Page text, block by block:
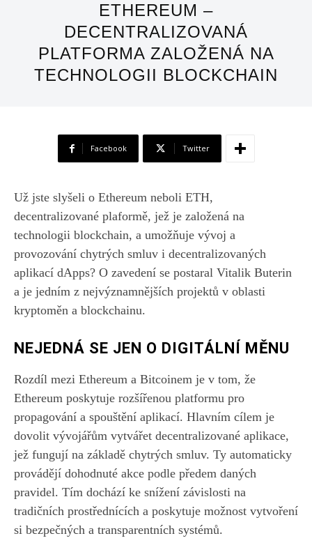
ETHEREUM –
DECENTRALIZOVANÁ
PLATFORMA ZALOŽENÁ NA
TECHNOLOGII BLOCKCHAIN
Facebook Twitter
Už jste slyšeli o Ethereum neboli ETH,
decentralizované plaformě, jež je založená na
technologii blockchain, a umožňuje vývoj a
provozování chytrých smluv i decentralizovaných
aplikací dApps? O zavedení se postaral Vitalik Buterin
a je jedním z nejvýznamnějších projektů v oblasti
kryptoměn a blockchainu.
NEJEDNÁ SE JEN O DIGITÁLNÍ MĚNU
Rozdíl mezi Ethereum a Bitcoinem je v tom, že
Ethereum poskytuje rozšířenou platformu pro
propagování a spouštění aplikací. Hlavním cílem je
dovolit vývojářům vytvářet decentralizované aplikace,
jež fungují na základě chytrých smluv. Ty automaticky
provádějí dohodnuté akce podle předem daných
pravidel. Tím dochází ke snížení závislosti na
tradičních prostřednících a poskytuje možnost vytvoření
si bezpečných a transparentních systémů.